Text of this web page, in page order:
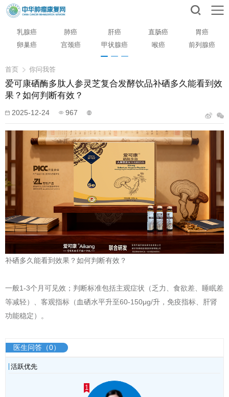
乳腺癌 肺癌 肝癌 直肠癌
胃癌
卵巢癌
宫颈癌 甲状腺癌 喉癌 前列腺癌
首页 你问我答
爱可康硒酶多肽人参灵芝复合发酵饮品补硒多久能看到效
果？如何判断有效？
2025-12-24 967
补硒多久能看到效果？如何判断有效？
一般1-3个月可见效；判断标准包括主观症状（乏力、食欲差、睡眠差
等减轻）、客观指标（血硒水平升至60-150μg/升，免疫指标、肝肾
功能稳定）。
医生问答（0）
活跃优先
1